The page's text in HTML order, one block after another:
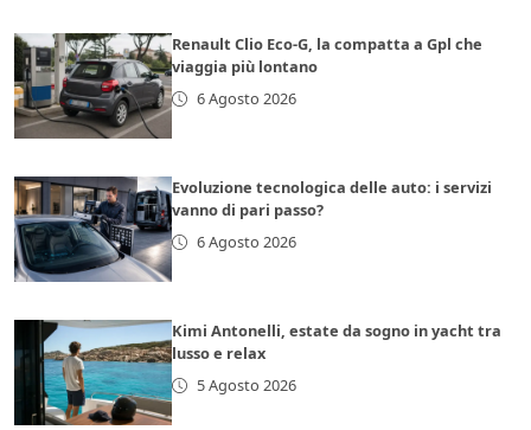
Renault Clio Eco-G, la compatta a Gpl che
viaggia più lontano
6 Agosto 2026
Evoluzione tecnologica delle auto: i servizi
vanno di pari passo?
6 Agosto 2026
Kimi Antonelli, estate da sogno in yacht tra
lusso e relax
5 Agosto 2026